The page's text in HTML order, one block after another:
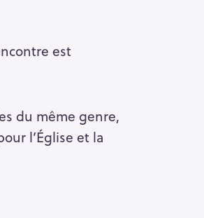
est
du même genre,
l’Église et la